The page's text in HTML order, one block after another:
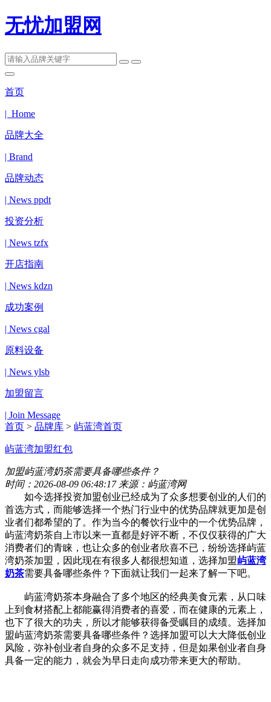
无忧加盟网
首页
| Home
品牌大全
| Brand
品牌动态
| News ppdt
投资分析
| News tzfx
开店指南
| News kdzn
成功案例
| News cgal
原料设备
| News ylsb
加盟留言
| Join Message
首页 > 品牌库 > 屿蓝湾首页
屿蓝湾加盟红包
加盟屿蓝湾奶茶需要具备哪些条件？
时间：2026-08-09 06:48:17 来源：屿蓝湾网
如今选择投资加盟创业已经成为了众多想要创业的人们的
首选方式，而能够选择一个热门行业中的优势品牌就更加是创
业者们都希望的了。作为当今的餐饮行业中的一个优势品牌，
屿蓝湾奶茶自上市以来一直都是好评不断，不仅仅获得的广大
消费者们的青睐，也让众多的创业者欣喜不已，纷纷选择屿蓝
湾奶茶加盟，因此现在有很多人都很想知道，选择加盟屿蓝湾
奶茶需要具备哪些条件？下面就让我们一起来了解一下吧。
屿蓝湾奶茶本身融合了多个地区的经典美食元素，从口味
上到食材搭配上都能赢得消费者的喜爱，而在健康的元素上，
也下了很大的功夫，所以才能够获得备受瞩目的成绩。选择加
盟屿蓝湾奶茶需要具备哪些条件？选择加盟可以大大降低创业
风险，弥补创业者自身的众多不足支持，但是如果创业者自身
具备一定的能力，就会为早日走向成功带来更大的帮助。